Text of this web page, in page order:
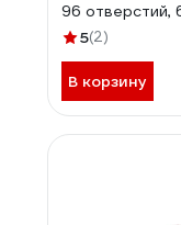
96 отверстий,
65704
5(2)
В корзину